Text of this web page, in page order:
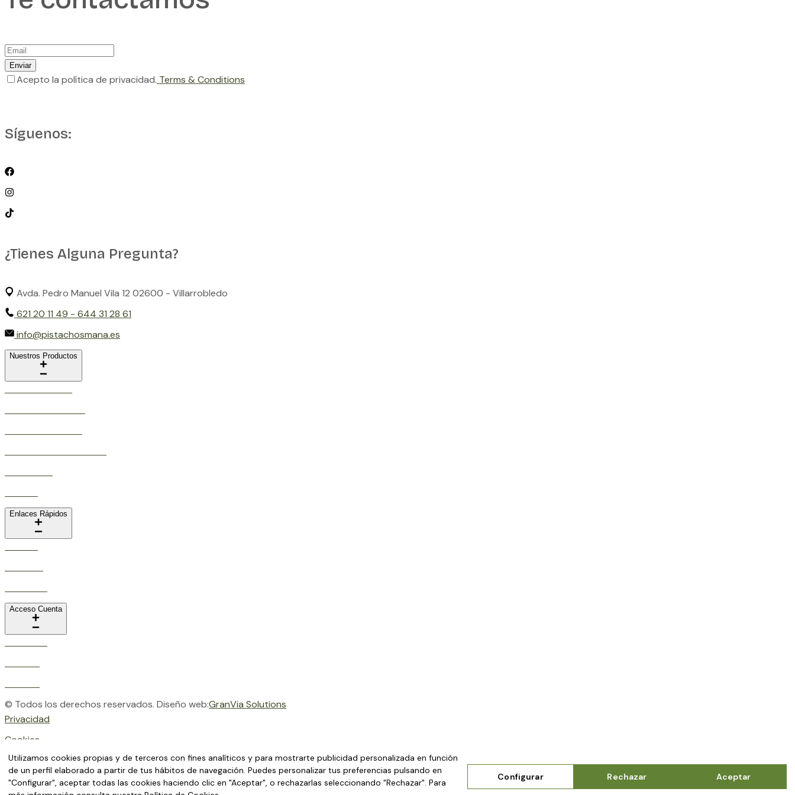
Enviar
Acepto la política de privacidad. Terms & Conditions
Síguenos:
¿Tienes Alguna Pregunta?
Avda. Pedro Manuel Vila 12 02600 - Villarrobledo
621 20 11 49 - 644 31 28 61
info@pistachosmana.es
Nuestros Productos
Enlaces Rápidos
Acceso Cuenta
© Todos los derechos reservados. Diseño web:GranVia Solutions
Privacidad
Cookies
Aviso Legal
Condiciones De Compra
Utilizamos cookies propias y de terceros con fines analíticos y para mostrarte publicidad personalizada en función
de un perfil elaborado a partir de tus hábitos de navegación. Puedes personalizar tus preferencias pulsando en
"Configurar", aceptar todas las cookies haciendo clic en "Aceptar", o rechazarlas seleccionando "Rechazar". Para
Configurar Rechazar Aceptar